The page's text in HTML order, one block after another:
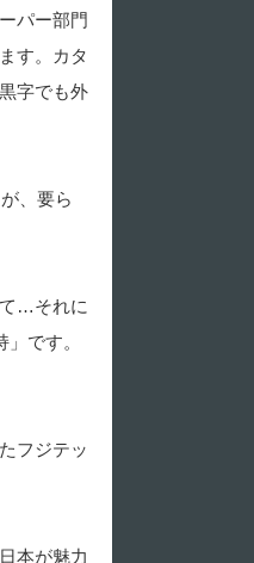
パー部門
す。カタ
字でも外
、要ら
て…それに
です。
フジテッ
本が魅力